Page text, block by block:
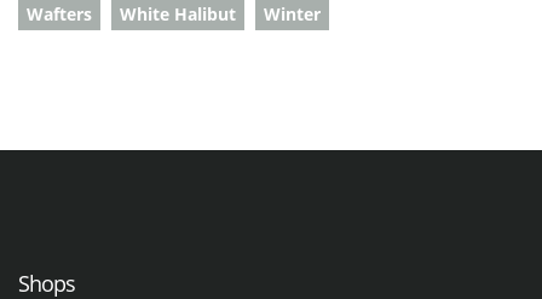
Wafters
White Halibut Winter
Shops